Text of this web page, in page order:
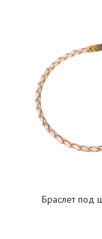
Браслет под